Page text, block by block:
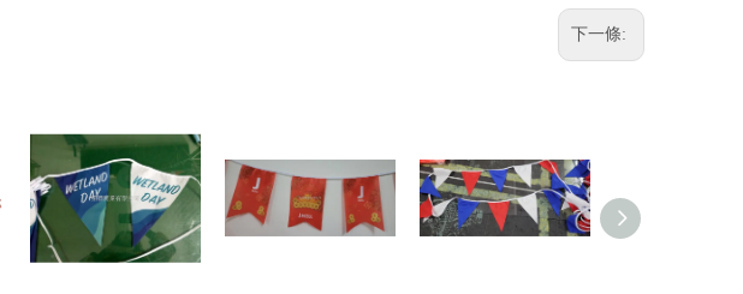
下一條: